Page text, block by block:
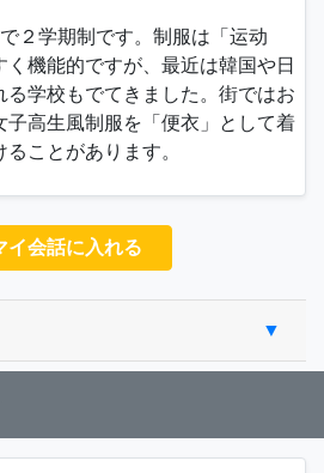
２学期制です。制服は「 运动
く機能的ですが、最近は韓国や日
る学校もでてきました。街ではお
高生風制服を「 便衣 」として着
ことがあります。
会話に入れる